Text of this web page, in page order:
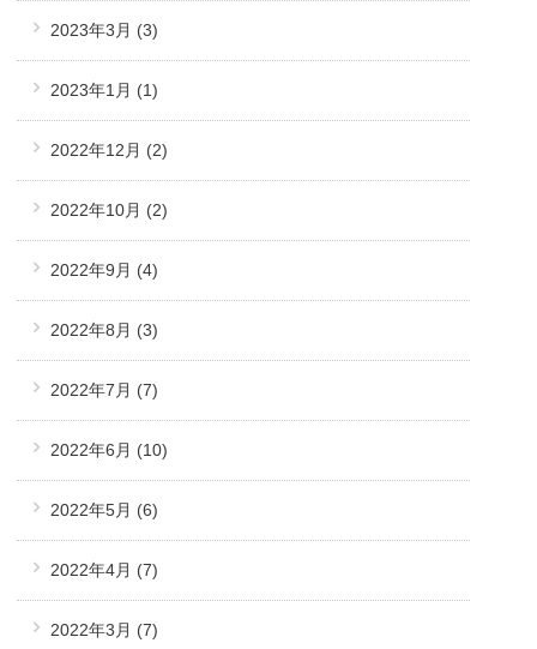
2023年3月 (3)
2023年1月 (1)
2022年12月 (2)
2022年10月 (2)
2022年9月 (4)
2022年8月 (3)
2022年7月 (7)
2022年6月 (10)
2022年5月 (6)
2022年4月 (7)
2022年3月 (7)